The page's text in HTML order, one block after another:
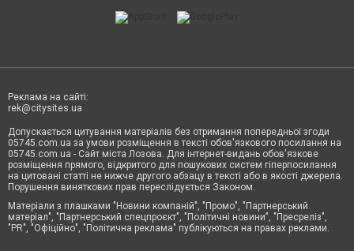
Реклама на сайті:
rek@citysites.ua
Допускається цитування матеріалів без отримання попередньої згоди
05745.com.ua за умови розміщення в тексті обов'язкового посилання на
05745.com.ua - Сайт міста Лозова. Для інтернет-видань обов'язкове
розміщення прямого, відкритого для пошукових систем гіперпосилання
на цитовані статті не нижче другого абзацу в тексті або в якості джерела.
Порушення виняткових прав переслідується Законом.
Матеріали з плашками "Новини компаній", "Промо", "Партнерський
матеріал", "Партнерський спецпроєкт", "Політичні новини", "Пресреліз",
"PR", "Офіційно", "Політична реклама" публікуються на правах реклами.